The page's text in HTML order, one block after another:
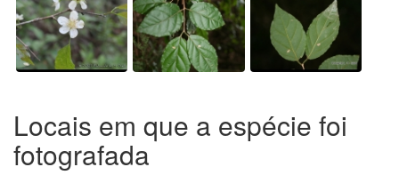
Locais em que a espécie foi
fotografada